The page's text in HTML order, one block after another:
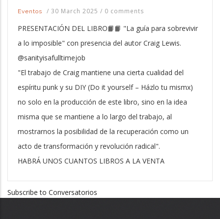
Eventos / 30 March 2025 / 0 comments
PRESENTACIÓN DEL LIBRO📙📙 "La guía para sobrevivir
a lo imposible" con presencia del autor Craig Lewis.
@sanityisafulltimejob
"El trabajo de Craig mantiene una cierta cualidad del
espíritu punk y su DIY (Do it yourself – Házlo tu mismx)
no solo en la producción de este libro, sino en la idea
misma que se mantiene a lo largo del trabajo, al
mostrarnos la posibilidad de la recuperación como un
acto de transformación y revolución radical".
HABRÁ UNOS CUANTOS LIBROS A LA VENTA
Subscribe to Conversatorios